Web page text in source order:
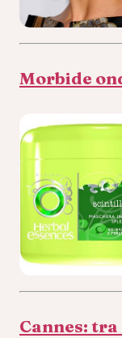
Morbide
Cannes: